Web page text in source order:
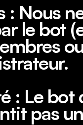
: Nous
le bot
: Le
pas